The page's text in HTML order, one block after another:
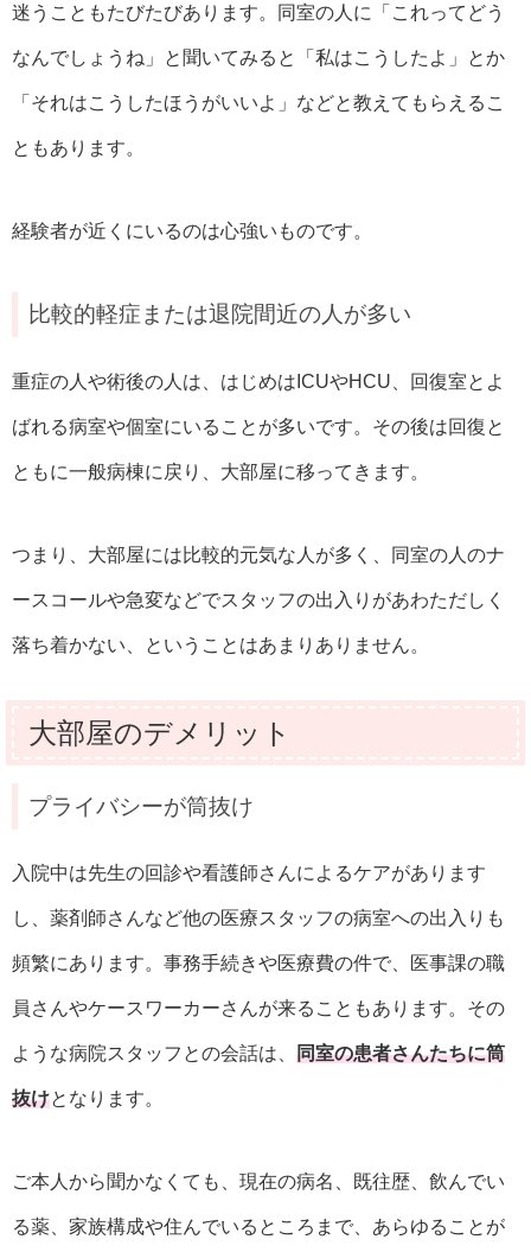
迷うこともたびたびあります。同室の人に「これってどう
なんでしょうね」と聞いてみると「私はこうしたよ」とか
「それはこうしたほうがいいよ」などと教えてもらえるこ
ともあります。
経験者が近くにいるのは心強いものです。
比較的軽症または退院間近の人が多い
重症の人や術後の人は、はじめはICUやHCU、回復室とよ
ばれる病室や個室にいることが多いです。その後は回復と
ともに一般病棟に戻り、大部屋に移ってきます。
つまり、大部屋には比較的元気な人が多く、同室の人のナ
ースコールや急変などでスタッフの出入りがあわただしく
落ち着かない、ということはあまりありません。
大部屋のデメリット
プライバシーが筒抜け
入院中は先生の回診や看護師さんによるケアがあります
し、薬剤師さんなど他の医療スタッフの病室への出入りも
頻繁にあります。事務手続きや医療費の件で、医事課の職
員さんやケースワーカーさんが来ることもあります。その
ような病院スタッフとの会話は、 同室の患者さんたちに筒
抜けとなります。
ご本人から聞かなくても、現在の病名、既往歴、飲んでい
る薬、家族構成や住んでいるところまで、あらゆることが